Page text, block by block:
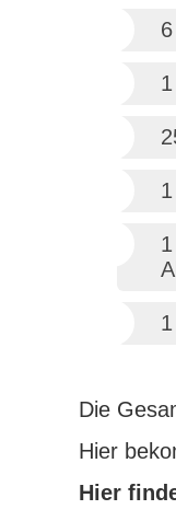
Die
Hier
Hier